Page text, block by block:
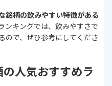
銘柄の飲みやすい特徴がある
ンキングでは、飲みやすさで
ので、ぜひ参考にしてくださ
人気おすすめラ